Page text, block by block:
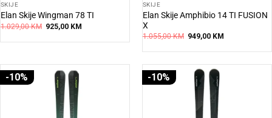
SKIJE
Elan Skije Wingman 78 TI
1.029,00KM Original
price
was:
925,00 KM
is:
SKIJE
Elan Skije Amphibio 14 TI FUSION
X
1.055,00KM Original
was:
949,00 KM
is:
-10% -10%